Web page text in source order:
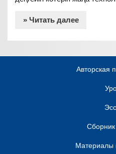
» Читать далее
Авторская
Сборник
Материалы